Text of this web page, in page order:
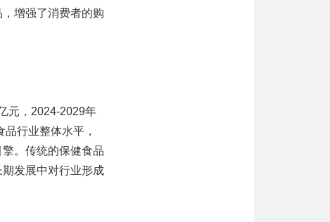
增强了消费者的购
元，2024-2029年
行业整体水平，
。传统的保健食品
发展中对行业形成